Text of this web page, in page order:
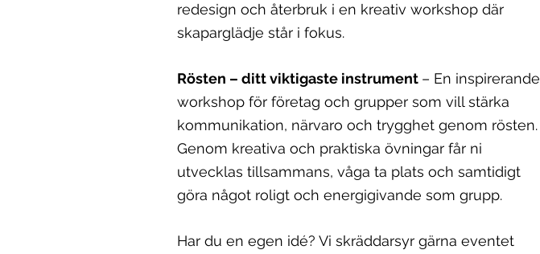
redesign och återbruk i en kreativ workshop där
skaparglädje står i fokus.
Rösten – ditt viktigaste instrument – En inspirerande
workshop för företag och grupper som vill stärka
kommunikation, närvaro och trygghet genom rösten.
Genom kreativa och praktiska övningar får ni
utvecklas tillsammans, våga ta plats och samtidigt
göra något roligt och energigivande som grupp.
Har du en egen idé? Vi skräddarsyr gärna eventet